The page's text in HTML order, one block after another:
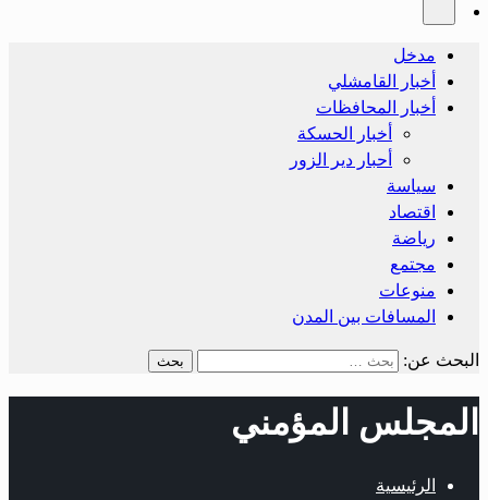
مدخل
أخبار القامشلي
أخبار المحافظات
أخبار الحسكة
أحبار دير الزور
سياسة
اقتصاد
رياضة
مجتمع
منوعات
المسافات بين المدن
البحث عن:
المجلس المؤمني
الرئيسية